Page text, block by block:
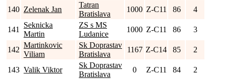
140 Zelenak Jan
Tatran
Bratislava
1000 Z-C11 86 4
141
Seknicka
Martin
ZS s MS
Ludanice
1000 Z-C11 86 3
142
Martinkovic
Viliam
Sk Doprastav
Bratislava
1167 Z-C14 85 2
143 Valik Viktor
Sk Doprastav
Bratislava
0 Z-C11 84
2